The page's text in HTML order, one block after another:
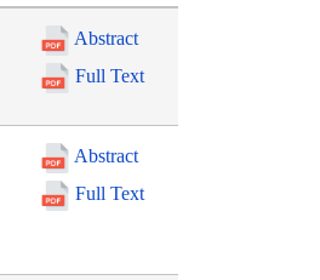
Abstract
Full Text
Abstract
Full Text